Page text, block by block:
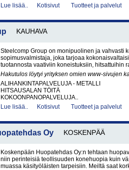
Lue lisää..
Kotisivut Tuotteet ja palvelut
KAUHAVA
Steelcomp Group on monipuolinen ja vahvasti
sopimusvalmistaja, joka tarjoaa
tuotannosta vaativiin koneistuksiin, hitsattuihin
Hakutulos löytyi yrityksen omien www-sivujen
ALIHANKINTAPALVELUJA - METALLI
HITSAUSALAN TÖITÄ
KOKOONPANOPALVELUJA..
Lue lisää..
Kotisivut Tuotteet ja palvelut
Oy KOSKENPÄÄ
Koskenpään Huopatehdas Oy:n tehtaan
niin perinteisiä teollisuuden konehuopia kuin
muassa käsityöläisten tarpeisiin. Meiltä saat